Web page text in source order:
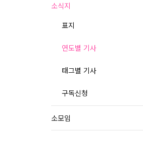
소식지
표지
연도별 기사
태그별 기사
구독신청
소모임